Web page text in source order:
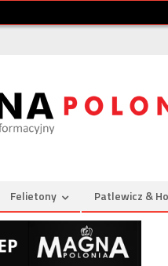
Felietony Patlewicz &